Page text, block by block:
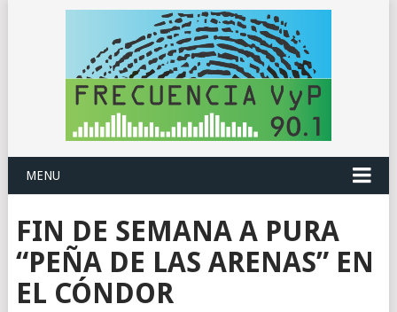
MENU
FIN DE SEMANA A PURA
“PEÑA DE LAS ARENAS” EN
EL CÓNDOR